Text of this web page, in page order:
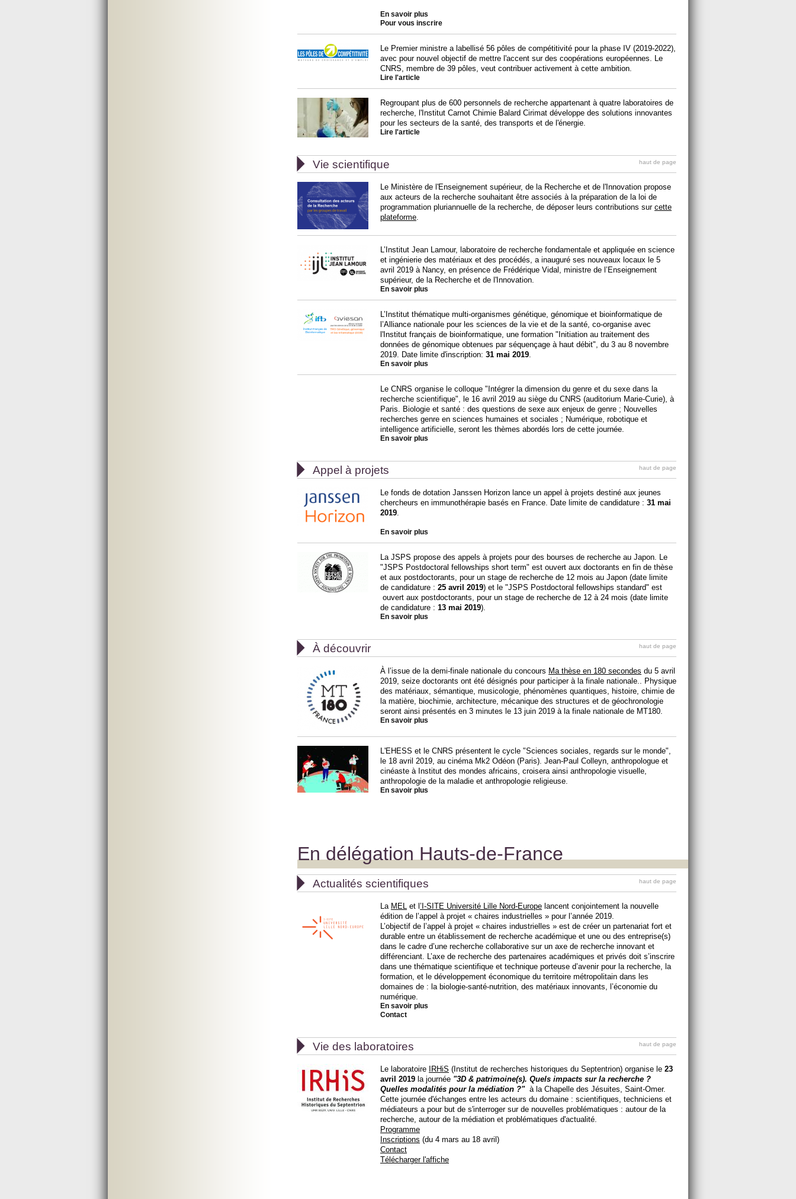
En savoir plus
Pour vous inscrire
Le Premier ministre a labellisé 56 pôles de compétitivité pour la phase IV (2019-2022),
avec pour nouvel objectif de mettre l'accent sur des coopérations européennes. Le
CNRS, membre de 39 pôles, veut contribuer activement à cette ambition.
Lire l'article
Regroupant plus de 600 personnels de recherche appartenant à quatre laboratoires de
recherche, l'Institut Carnot Chimie Balard Cirimat développe des solutions innovantes
pour les secteurs de la santé, des transports et de l'énergie.
Lire l'article
 Vie scientifique haut de page
Le Ministère de l'Enseignement supérieur, de la Recherche et de l'Innovation propose
aux acteurs de la recherche souhaitant être associés à la préparation de la loi de
programmation pluriannuelle de la recherche, de déposer leurs contributions sur cette
plateforme
L’Institut Jean Lamour, laboratoire de recherche fondamentale et appliquée en science
et ingénierie des matériaux et des procédés, a inauguré ses nouveaux locaux le 5
avril 2019 à Nancy, en présence de Frédérique Vidal, ministre de l’Enseignement
supérieur, de la Recherche et de l'Innovation.
En savoir plus
L’Institut thématique multi-organismes génétique, génomique et bioinformatique de
l’Alliance nationale pour les sciences de la vie et de la santé, co-organise avec
l'Institut français de bioinformatique, une formation "Initiation au traitement des
données de génomique obtenues par séquençage à haut débit", du 3 au 8 novembre
2019. Date limite d'inscription: 31 mai 2019
En savoir plus
Le CNRS organise le colloque "Intégrer la dimension du genre et du sexe dans la
recherche scientifique", le 16 avril 2019 au siège du CNRS (auditorium Marie-Curie), à
Paris. Biologie et santé : des questions de sexe aux enjeux de genre ; Nouvelles
recherches genre en sciences humaines et sociales ; Numérique, robotique et
intelligence artificielle, seront les thèmes abordés lors de cette journée.
En savoir plus
 Appel à projets haut de page
Le fonds de dotation Janssen Horizon lance un appel à projets destiné aux jeunes
chercheurs en immunothérapie basés en France. Date limite de candidature :
En savoir plus
La JSPS propose des appels à projets pour des bourses de recherche au Japon. Le
"JSPS Postdoctoral fellowships short term" est ouvert aux doctorants en fin de thèse
et aux postdoctorants, pour un stage de recherche de 12 mois au Japon (date limite
de candidature :25 avril 2019) et le "JSPS Postdoctoral fellowships standard" est
ouvert aux postdoctorants, pour un stage de recherche de 12 à 24 mois (date limite
de candidature :
 À découvrir haut de page
À l’issue de la demi-finale nationale du concoursMa thèse en 180 secondes du 5 avril
2019, seize doctorants ont été désignés pour participer à la finale nationale.. Physique
des matériaux, sémantique, musicologie, phénomènes quantiques, histoire, chimie de
la matière, biochimie, architecture, mécanique des structures et de géochronologie
seront ainsi présentés en 3 minutes le 13 juin 2019 à la finale nationale de MT180.
L'EHESS et le CNRS présentent le cycle "Sciences sociales, regards sur le monde",
le 18 avril 2019, au cinéma Mk2 Odéon (Paris). Jean-Paul Colleyn, anthropologue et
cinéaste à Institut des mondes africains, croisera ainsi anthropologie visuelle,
anthropologie de la maladie et anthropologie religieuse.
En délégation Hauts-de-France
 Actualités scientifiques haut de page
LaMELet l’I-SITE Université Lille Nord-Europe lancent conjointement la nouvelle
édition de l’appel à projet « chaires industrielles » pour l’année 2019.
L’objectif de l’appel à projet « chaires industrielles » est de créer un partenariat fort et
durable entre un établissement de recherche académique et une ou des entreprise(s)
dans le cadre d’une recherche collaborative sur un axe de recherche innovant et
différenciant. L’axe de recherche des partenaires académiques et privés doit s’inscrire
dans une thématique scientifique et technique porteuse d’avenir pour la recherche, la
formation, et le développement économique du territoire métropolitain dans les
domaines de : la biologie-santé-nutrition, des matériaux innovants, l’économie du
numérique.
En savoir plus
 Vie des laboratoires haut de page
Le laboratoireIRHiS(Institut de recherches historiques du Septentrion) organise le
avril 2019la journée"3D & patrimoine(s). Quels impacts sur la recherche ?
Quelles modalités pour la médiation ?"à la Chapelle des Jésuites, Saint-Omer.
Cette journée d'échanges entre les acteurs du domaine : scientifiques, techniciens et
médiateurs a pour but de s'interroger sur de nouvelles problématiques : autour de la
recherche, autour de la médiation et problématiques d'actualité.
Programme
Inscriptions
Contact